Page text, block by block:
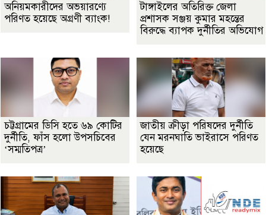
অনিয়মকারীদের অভয়ারণ্যে
পরিণত হয়েছে অগ্রণী ব্যাংক!
টাঙ্গাইলের অতিরিক্ত জেলা
প্রশাসক সঞ্জয় কুমার মহন্তের
বিরুদ্ধে ব্যাপক দুর্নীতির অভিযোগ
চট্টগ্রামের ডিসি হতে ৬৯ কোটির
দুর্নীতি, ফাঁস হলো উপসচিবের
‘সম্মতিপত্র’
জাতীয় ক্রীড়া পরিষদের দুর্নীতি
যেন মরনঘাতি ভাইরাসে পরিণত
হয়েছে